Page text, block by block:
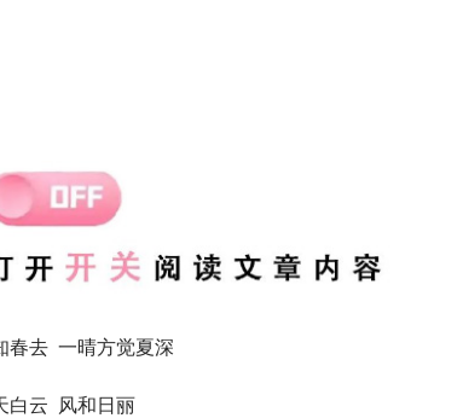
春去 一晴方觉夏深
白云 风和日丽